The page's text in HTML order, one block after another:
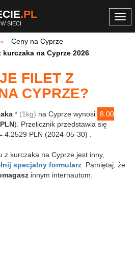
.PL
SIECI
Ceny na Cyprze
na Cyprze 2026
FILET Z
CYPRZE?
* (1kg) na Cyprze wynosi 8.00
). Przelicznik przedstawia się
PLN (2024-05-30) .
z kurczaka na Cyprze jest inny,
specjalny formularz . Pamiętaj, że
innym internautom.